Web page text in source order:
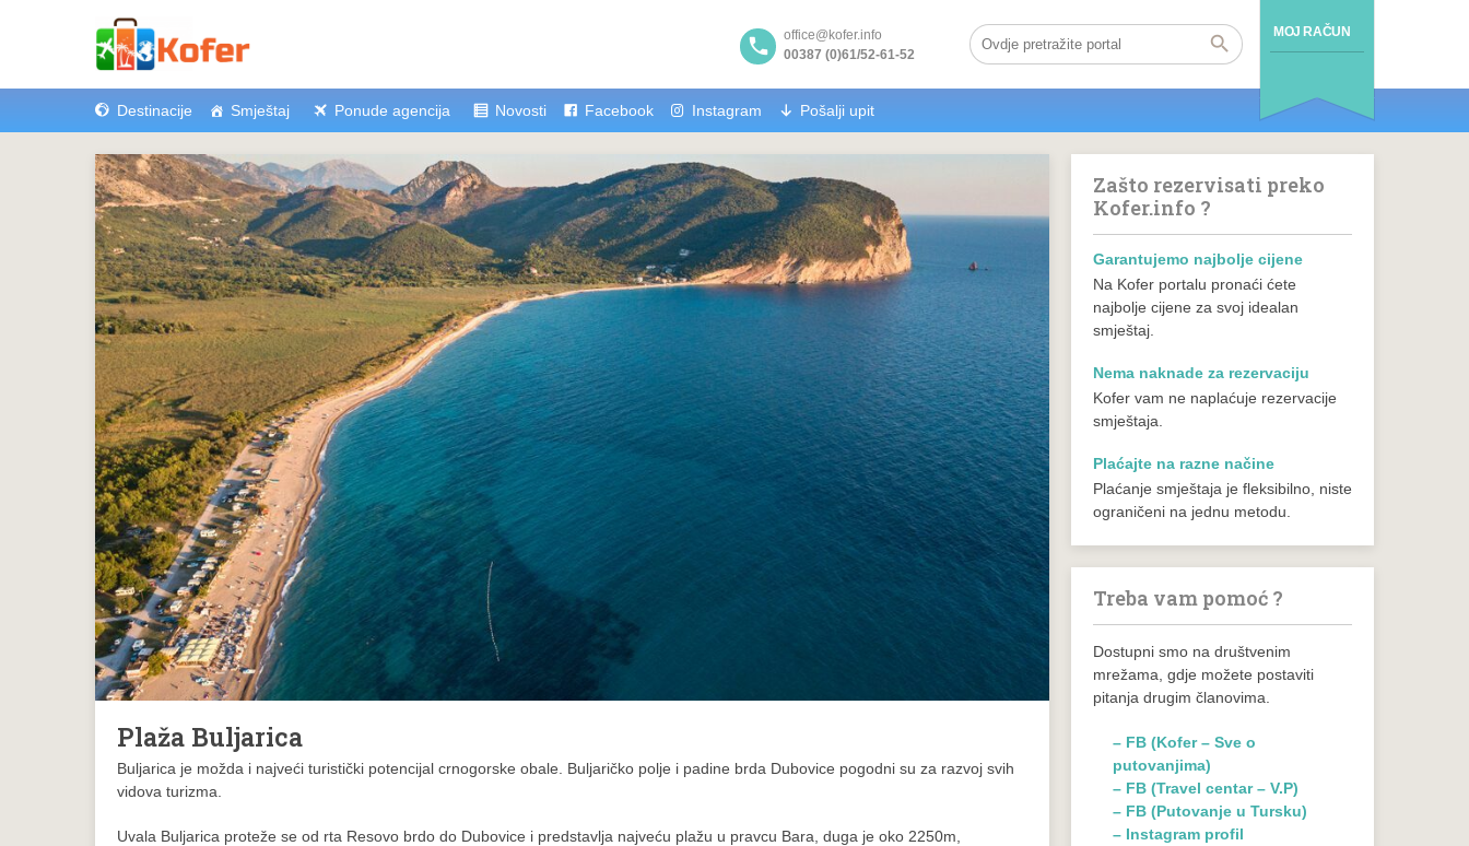
MOJ RAČUN
office@kofer.info
00387 (0)61/52-61-52
Destinacije Smještaj Ponude agencija Novosti Facebook Instagram Pošalji upit
Plaža Buljarica
Buljarica je možda i najveći turistički potencijal crnogorske obale. Buljaričko polje i padine brda Dubovice pogodni su za razvoj svih
vidova turizma.
Uvala Buljarica proteže se od rta Resovo brdo do Dubovice i predstavlja najveću plažu u pravcu Bara, duga je oko 2250m,
Zašto rezervisati preko
Kofer.info ?
Garantujemo najbolje cijene
Na Kofer portalu pronaći ćete
najbolje cijene za svoj idealan
smještaj.
Nema naknade za rezervaciju
Kofer vam ne naplaćuje rezervacije
smještaja.
Plaćajte na razne načine
Plaćanje smještaja je fleksibilno, niste
ograničeni na jednu metodu.
Treba vam pomoć ?
Dostupni smo na društvenim
mrežama, gdje možete postaviti
pitanja drugim članovima.
– FB (Kofer – Sve o
putovanjima)
– FB (Travel centar – V.P)
– FB (Putovanje u Tursku)
– Instagram profil